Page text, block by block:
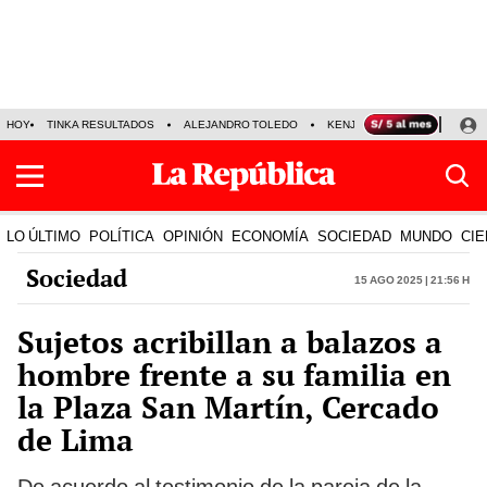
HOY TINKA RESULTADOS ALEJANDRO TOLEDO KENJI FUJIMORI
LO ÚLTIMO POLÍTICA OPINIÓN ECONOMÍA SOCIEDAD MUNDO
Sociedad 15 Ago 2025 | 21:56 h
Sujetos acribillan a balazos a
hombre frente a su familia en
la Plaza San Martín, Cercado
de Lima